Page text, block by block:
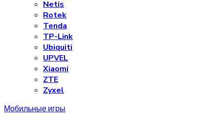
Netis
Rotek
Tenda
TP-Link
Ubiquiti
UPVEL
Xiaomi
ZTE
Zyxel
Мобильные игры